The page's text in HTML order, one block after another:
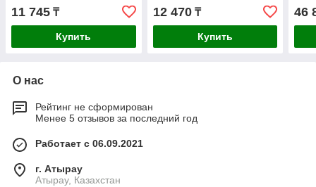
11 745 ₸
Купить
12 470₸
Купить
46
О нас
Рейтинг не сформирован
Менее 5 отзывов за последний год
Работает с 06.09.2021
г. Атырау
Атырау, Казахстан